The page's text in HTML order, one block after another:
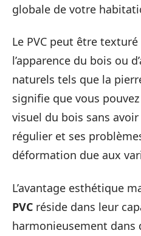
globale de votre
Le PVC peut être
l’apparence du bois ou
naturels tels que la
signifie que vous
visuel du bois sans
régulier et ses
déformation due aux
L’avantage esthétique
PVC réside dans leur
harmonieusement dans